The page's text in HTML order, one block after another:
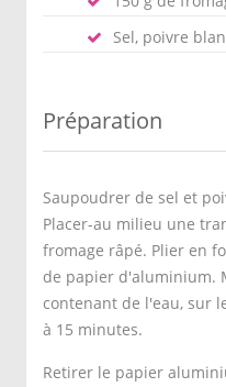
Sel, poivre
Préparation
Saupoudrer de sel et
Placer-au milieu une
fromage râpé. Plier en
de papier d'aluminium.
contenant de l'eau, sur
à 15 minutes.
Retirer le papier